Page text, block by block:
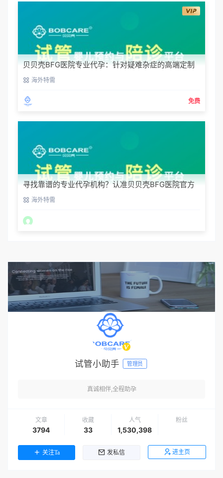
贝贝壳BFG医院专业代孕：针对疑难杂症的高端定制
生育服务
海外特需
免费
寻找靠谱的专业代孕机构？认准贝贝壳BFG医院官方
渠道海外特需
试管小助手 管理员
真诚相伴,全程助孕
文章
3794
收藏
33
人气
1,530,398
粉丝
关注Ta 发私信 进主页